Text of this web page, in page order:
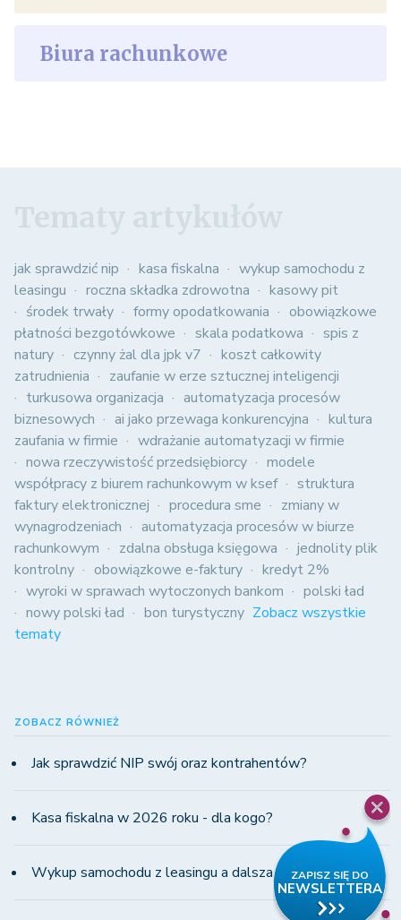
Biura rachunkowe
jak sprawdzić nip kasa fiskalna
wykup samochodu z
leasingu
roczna składka zdrowotna
kasowy pit
środek trwały
formy opodatkowania
obowiązkowe
płatności bezgotówkowe
skala podatkowa
spis z
natury
czynny żal dla jpk v7
koszt całkowity
zatrudnienia
zaufanie w erze sztucznej inteligencji
turkusowa organizacja
automatyzacja procesów
biznesowych
ai jako przewaga konkurencyjna
kultura
zaufania w firmie
wdrażanie automatyzacji w firmie
nowa rzeczywistość przedsiębiorcy
modele
współpracy z biurem rachunkowym w ksef
struktura
faktury elektronicznej
procedura sme
zmiany w
wynagrodzeniach
automatyzacja procesów w biurze
rachunkowym
zdalna obsługa księgowa
jednolity plik
kontrolny
obowiązkowe e-faktury
kredyt 2%
wyroki w sprawach wytoczonych bankom
polski ład
nowy polski ład
bon turystyczny Zobacz wszystkie
tematy
ZOBACZ RÓWNIEŻ
Jak sprawdzić NIP swój oraz kontrahentów?
Kasa fiskalna w 2026 roku - dla kogo?
Wykup samochodu z leasingu a dalsza odsprzedaż